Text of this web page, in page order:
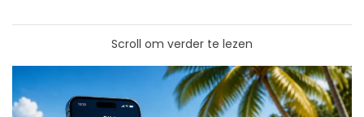
Scroll om verder te lezen